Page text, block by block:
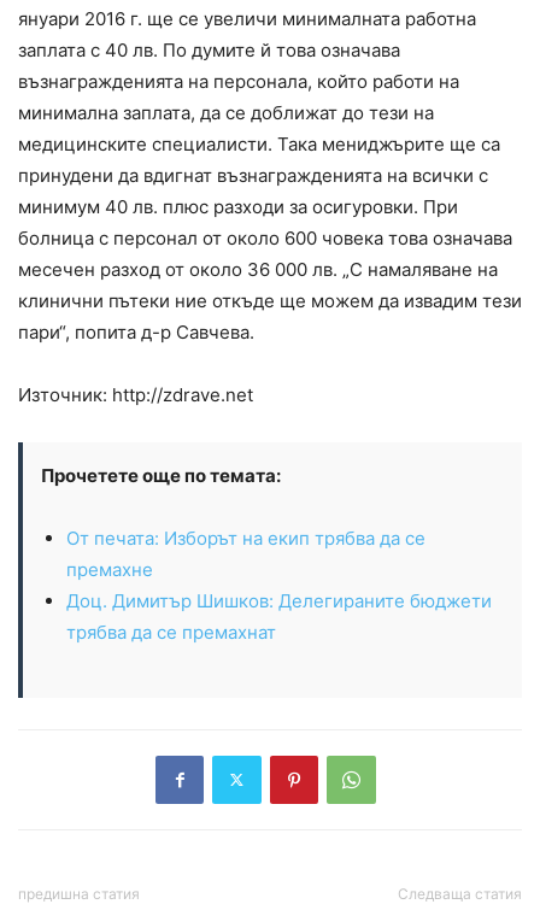
януари 2016 г. ще се увеличи минималната работна
заплата с 40 лв. По думите й това означава
възнагражденията на персонала, който работи на
минимална заплата, да се доближат до тези на
медицинските специалисти. Така мениджърите ще са
принудени да вдигнат възнагражденията на всички с
минимум 40 лв. плюс разходи за осигуровки. При
болница с персонал от около 600 човека това означава
месечен разход от около 36 000 лв. „С намаляване на
клинични пътеки ние откъде ще можем да извадим тези
пари“, попита д-р Савчева.
Източник: http://zdrave.net
Прочетете още по темата:
От печата: Изборът на екип трябва да се
премахне
Доц. Димитър Шишков: Делегираните бюджети
трябва да се премахнат
предишна статия Следваща статия